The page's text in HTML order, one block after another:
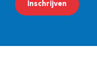
a
Inschrijven